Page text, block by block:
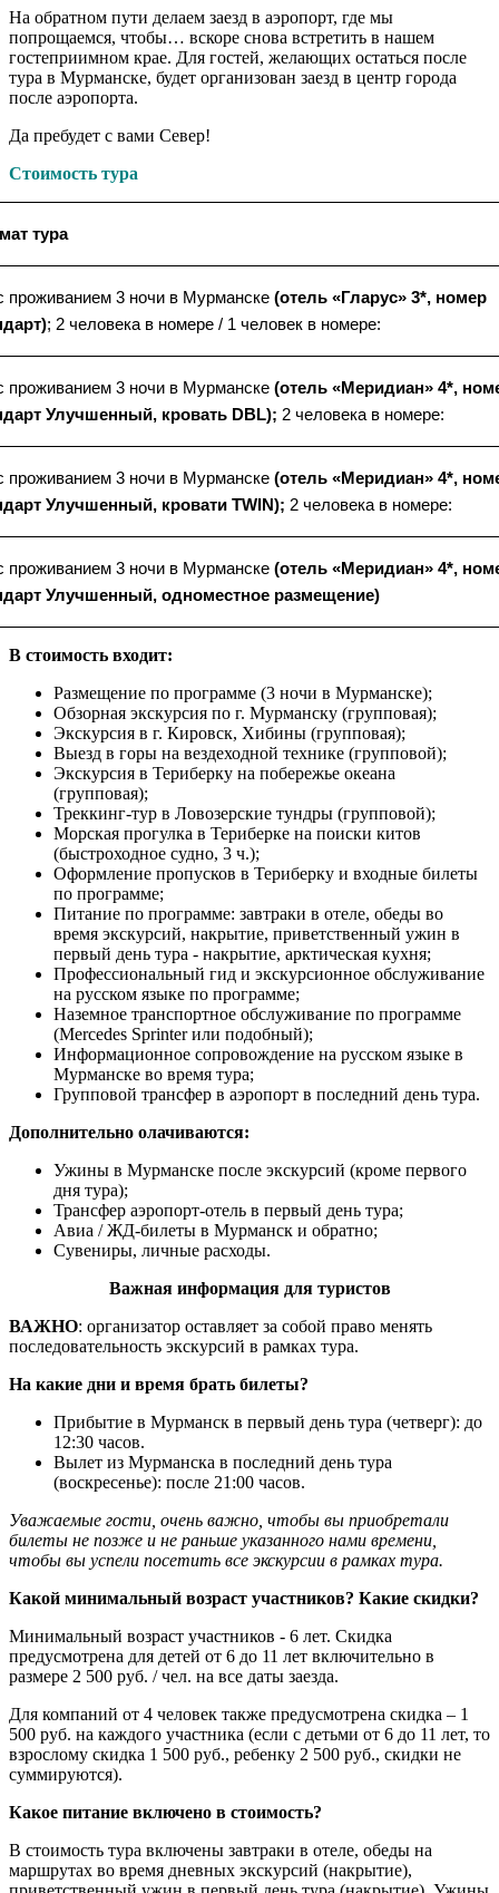
На обратном пути делаем заезд в аэропорт, где мы
попрощаемся, чтобы… вскоре снова встретить в нашем
гостеприимном крае. Для гостей, желающих остаться после
тура в Мурманске, будет организован заезд в центр города
после аэропорта.
Да пребудет с вами Север!
Стоимость тура
тура
проживанием 3 ночи в Мурманске(отель «Гларус» 3*, номер
; 2 человека в номере / 1 человек в номере:
проживанием 3 ночи в Мурманске(отель «Меридиан» 4*,
Улучшенный, кровать DBL); 2 человека в номере:
проживанием 3 ночи в Мурманске(отель «Меридиан» 4*,
Улучшенный, кровати TWIN); 2 человека в номере:
проживанием 3 ночи в Мурманске(отель «Меридиан» 4*,
Улучшенный, одноместное размещение)
В стоимость входит:
Размещение по программе (3 ночи в Мурманске);
Обзорная экскурсия по г. Мурманску (групповая);
Экскурсия в г. Кировск, Хибины (групповая);
Выезд в горы на вездеходной технике (групповой);
Экскурсия в Териберку на побережье океана
(групповая);
Треккинг-тур в Ловозерские тундры (групповой);
Морская прогулка в Териберке на поиски китов
(быстроходное судно, 3 ч.);
Оформление пропусков в Териберку и входные билеты
по программе;
Питание по программе: завтраки в отеле, обеды во
время экскурсий, накрытие, приветственный ужин в
первый день тура - накрытие, арктическая кухня;
Профессиональный гид и экскурсионное обслуживание
на русском языке по программе;
Наземное транспортное обслуживание по программе
(Mercedes Sprinter или подобный);
Информационное сопровождение на русском языке в
Мурманске во время тура;
Групповой трансфер в аэропорт в последний день тура.
Дополнительно олачиваются:
Ужины в Мурманске после экскурсий (кроме первого
дня тура);
Трансфер аэропорт-отель в первый день тура;
Авиа / ЖД-билеты в Мурманск и обратно;
Сувениры, личные расходы.
Важная информация для туристов
ВАЖНО: организатор оставляет за собой право менять
последовательность экскурсий в рамках тура.
На какие дни и время брать билеты?
Прибытие в Мурманск в первый день тура (четверг): до
12:30 часов.
Вылет из Мурманска в последний день тура
(воскресенье): после 21:00 часов.
Уважаемые гости, очень важно, чтобы вы приобретали
билеты не позже и не раньше указанного нами времени,
чтобы вы успели посетить все экскурсии в рамках тура.
Какой минимальный возраст участников? Какие скидки?
Минимальный возраст участников - 6 лет. Скидка
предусмотрена для детей от 6 до 11 лет включительно в
размере 2 500 руб. / чел. на все даты заезда.
Для компаний от 4 человек также предусмотрена скидка – 1
500 руб. на каждого участника (если с детьми от 6 до 11 лет, то
взрослому скидка 1 500 руб., ребенку 2 500 руб., скидки не
суммируются).
Какое питание включено в стоимость?
В стоимость тура включены завтраки в отеле, обеды на
маршрутах во время дневных экскурсий (накрытие),